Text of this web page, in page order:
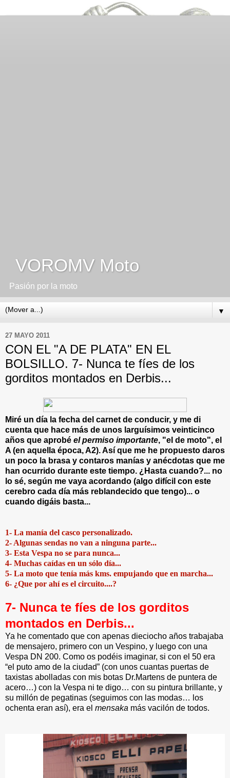
VOROMV Moto
Pasión por la moto
▼
27 MAYO 2011
CON EL "A DE PLATA" EN EL
BOLSILLO. 7- Nunca te fíes de los
gorditos montados en Derbis...
Miré un día la fecha del carnet de conducir, y me di
cuenta que hace más de unos larguísimos veinticinco
años que aprobé el permiso importante, "el de moto", el
A (en aquella época, A2). Así que me he propuesto daros
un poco la brasa y contaros manías y anécdotas que me
han ocurrido durante este tiempo. ¿Hasta cuando?... no
lo sé, según me vaya acordando (algo difícil con este
cerebro cada día más reblandecido que tengo)... o
cuando digáis basta...
1- La manía del casco personalizado.
2- Algunas sendas no van a ninguna parte...
3- Esta Vespa no se para nunca...
4- Muchas caídas en un sólo día...
5- La moto que tenía más kms. empujando que en marcha...
6- ¿Que por ahí es el circuito....?
7- Nunca te fíes de los gorditos
montados en Derbis...
Ya he comentado que con apenas dieciocho años trabajaba
de mensajero, primero con un Vespino, y luego con una
Vespa DN 200. Como os podéis imaginar, si con el 50 era
“el puto amo de la ciudad” (con unos cuantas puertas de
taxistas abolladas con mis botas Dr.Martens de puntera de
acero…) con la Vespa ni te digo… con su pintura brillante, y
su millón de pegatinas (seguimos con las modas… los
ochenta eran así), era el mensaka más vacilón de todos.